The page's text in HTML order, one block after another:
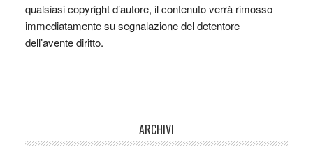
qualsiasi copyright d’autore, il contenuto verrà rimosso
immediatamente su segnalazione del detentore
dell’avente diritto.
ARCHIVI